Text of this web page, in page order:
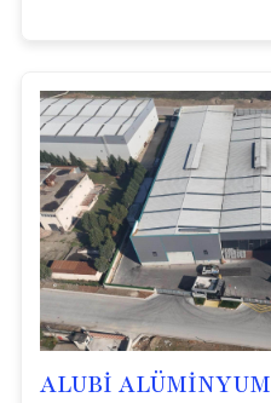
ALUBİ ALÜMİNYUM